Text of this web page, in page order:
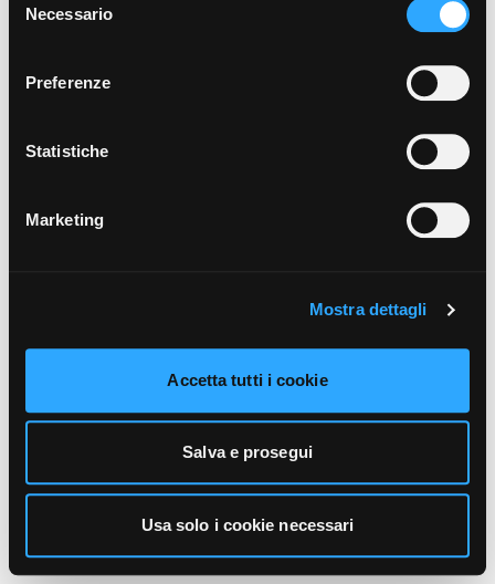
prosegui” o decidere di accettare tutti i cookie, cliccando
sul pulsante “Accetta tutti i cookie”. Cliccando sul tasto
unicamente i cookie necessari alla navigazione. Per
funzionamento, puoi prendere visione dell’informativa
cliccando qui.
delNecessario
Preferenze
Statistiche
Marketing
Mostra dettagli
Accetta tutti i cookie
Salva e prosegui
Usa solo i cookie necessari
404